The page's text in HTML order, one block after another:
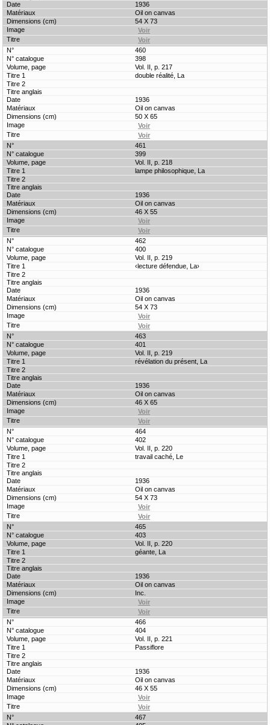
1936
Oil on canvas
54 X 73
460
398
Vol. II, p. 217
double réalité, La
1936
Oil on canvas
50 X 65
461
399
Vol. II, p. 218
lampe philosophique, La
1936
Oil on canvas
46 X 55
462
400
Vol. II, p. 219
‹lecture défendue, La›
1936
Oil on canvas
54 X 73
463
401
Vol. II, p. 219
révélation du présent, La
1936
Oil on canvas
46 X 65
464
402
Vol. II, p. 220
travail caché, Le
1936
Oil on canvas
54 X 73
465
403
Vol. II, p. 220
géante, La
1936
Oil on canvas
Inc.
466
404
Vol. II, p. 221
Passiflore
1936
Oil on canvas
46 X 55
467